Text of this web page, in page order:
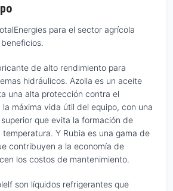
para el sector agrícola
de alto rendimiento para
hidráulicos. Azolla es un aceite
una alta protección contra el
máxima vida útil del equipo, con una
que evita la formación de
Y Rubia es una gama de
contribuyen a la economía de
los costos de mantenimiento.
son líquidos refrigerantes que